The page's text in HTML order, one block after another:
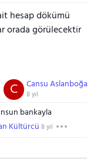
hesap dökümü
orada görülecektir
Cansu Aslanboğa
8 yıl
C
bankayla
Kültürcü 8 yıl